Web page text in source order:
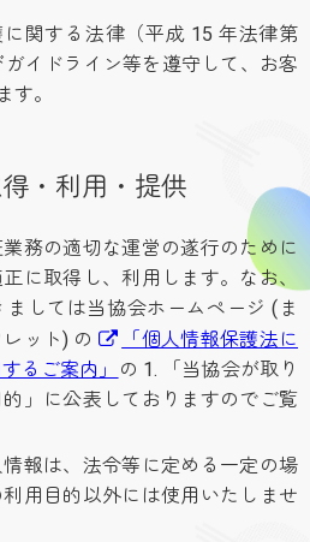
関する法律（平成 15 年法律第
イドライン等を遵守して、お客
。
・利用・提供
務の適切な運営の遂行のために
に取得し、利用します。なお、
しては当協会ホームページ (ま
レット) の
「個人情報保護法に
るご案内」の 1. 「当協会が取り
」に公表しておりますのでご覧
報は、法令等に定める一定の場
用目的以外には使用いたしませ